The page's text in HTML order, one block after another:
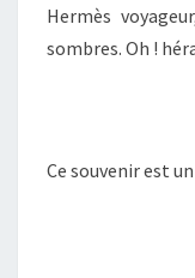
Hermès
sombres. Oh !
Ce souvenir est